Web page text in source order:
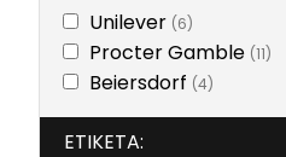
Unilever (6)
Procter Gamble (11)
Beiersdorf (4)
ETIKETA: